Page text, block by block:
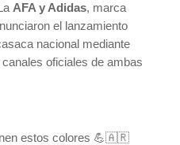
AFA y Adidas, marca
el lanzamiento
nacional mediante
oficiales de ambas
estos colores 💪🇦🇷